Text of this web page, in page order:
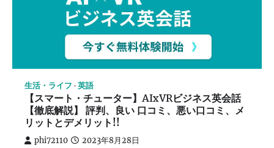
生活・ライフ 英語
【スマート・チューター】AIxVRビジネス英会話
【徹底解説】 評判、良い 口コミ、悪い口コミ、メ
リットとデメリット!!
phi72110 2023年8月28日